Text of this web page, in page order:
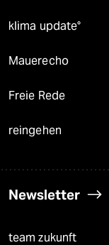
klima update°
Mauerecho
Freie Rede
reingehen
Newsletter
team zukunft